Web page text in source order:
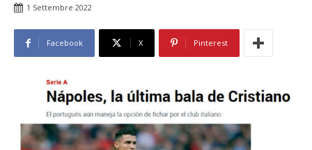
1 Settembre 2022
Facebook X Pinterest